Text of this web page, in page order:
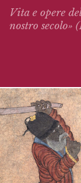
Vita e opere
nostro secolo»